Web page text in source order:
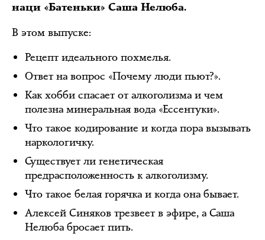
наци «Батеньки» Саша Нелюба.
В этом выпуске:
Рецепт идеального похмелья.
Ответ на вопрос «Почему люди пьют?».
Как хобби спасает от алкоголизма и чем
полезна минеральная вода «Ессентуки».
Что такое кодирование и когда пора вызывать
наркологичку.
Существует ли генетическая
предрасположенность к алкоголизму.
Что такое белая горячка и когда она бывает.
Алексей Синяков трезвеет в эфире, а Саша
Нелюба бросает пить.